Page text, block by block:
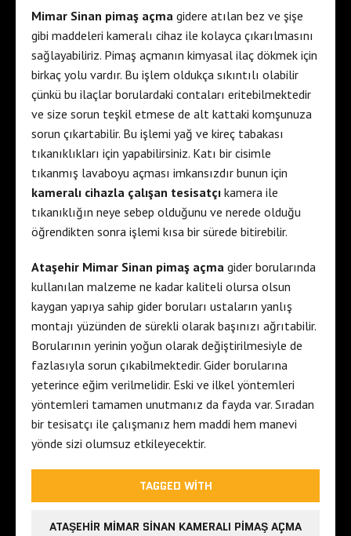
Mimar Sinan pimaş açma gidere atılan bez ve şişe
gibi maddeleri kameralı cihaz ile kolayca çıkarılmasını
sağlayabiliriz. Pimaş açmanın kimyasal ilaç dökmek için
birkaç yolu vardır. Bu işlem oldukça sıkıntılı olabilir
çünkü bu ilaçlar borulardaki contaları eritebilmektedir
ve size sorun teşkil etmese de alt kattaki komşunuza
sorun çıkartabilir. Bu işlemi yağ ve kireç tabakası
tıkanıklıkları için yapabilirsiniz. Katı bir cisimle
tıkanmış lavaboyu açması imkansızdır bunun için
kameralı cihazla çalışan tesisatçı kamera ile
tıkanıklığın neye sebep olduğunu ve nerede olduğu
öğrendikten sonra işlemi kısa bir sürede bitirebilir.
Ataşehir Mimar Sinan pimaş açma gider borularında
kullanılan malzeme ne kadar kaliteli olursa olsun
kaygan yapıya sahip gider boruları ustaların yanlış
montajı yüzünden de sürekli olarak başınızı ağrıtabilir.
Borularının yerinin yoğun olarak değiştirilmesiyle de
fazlasıyla sorun çıkabilmektedir. Gider borularına
yeterince eğim verilmelidir. Eski ve ilkel yöntemleri
yöntemleri tamamen unutmanız da fayda var. Sıradan
bir tesisatçı ile çalışmanız hem maddi hem manevi
yönde sizi olumsuz etkileyecektir.
TAGGED WITH
ATAŞEHIR MIMAR SINAN KAMERALI PIMAŞ AÇMA